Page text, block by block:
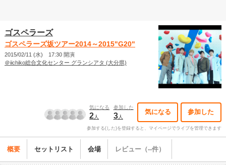
ゴスペラーズ
ゴスペラーズ坂ツアー2014～2015"G20"
2015/02/11 (水) 17:30 開演
＠iichiko総合文化センター グランシアタ (大分県)
気になる
2人
参加した
3人
気になる 参加した
参加する(した)を登録すると、マイページでライブを管理できます
概要 セットリスト 会場 レビュー（--件）